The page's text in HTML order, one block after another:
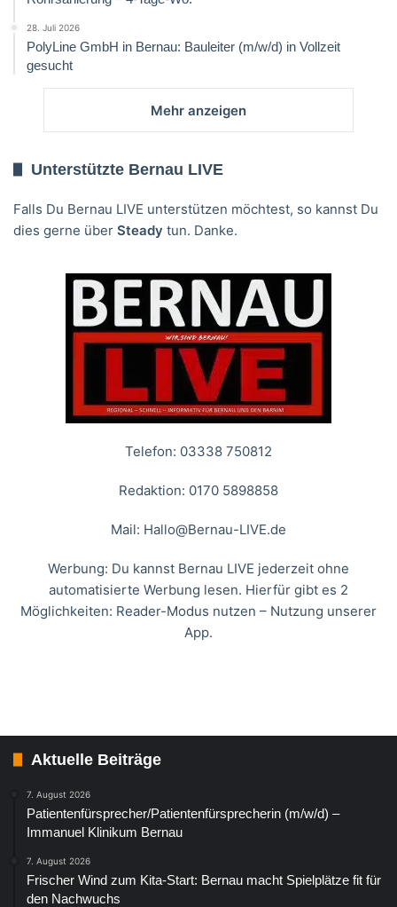
28. Juli 2026
PolyLine GmbH in Bernau: Bauleiter (m/w/d) in Vollzeit
gesucht
Mehr anzeigen
Unterstützte Bernau LIVE
Falls Du Bernau LIVE unterstützen möchtest, so kannst Du
dies gerne über Steady tun. Danke.
Telefon: 03338 750812
Redaktion: 0170 5898858
Mail: Hallo@Bernau-LIVE.de
Werbung: Du kannst Bernau LIVE jederzeit ohne
automatisierte Werbung lesen. Hierfür gibt es 2
Möglichkeiten: Reader-Modus nutzen – Nutzung unserer
App.
Aktuelle Beiträge
7. August 2026
Patientenfürsprecher/Patientenfürsprecherin (m/w/d) –
Immanuel Klinikum Bernau
7. August 2026
Frischer Wind zum Kita-Start: Bernau macht Spielplätze fit für
den Nachwuchs